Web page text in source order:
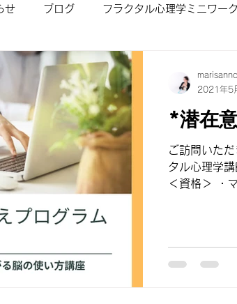
せ ブログ フラクタル心理学ミニワーク
ク お茶会 ご感想
フラクタル心理学/ショートプログラム
子どもが勉強好きになる講座 ビジネスマ
*潜在
ご訪問いた
タル心理学講師 鈴木
＜資格＞ ・
2021年5